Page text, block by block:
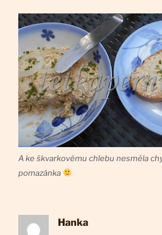
A ke škvarkovému chlebu nesměla
pomazánka
Hanka